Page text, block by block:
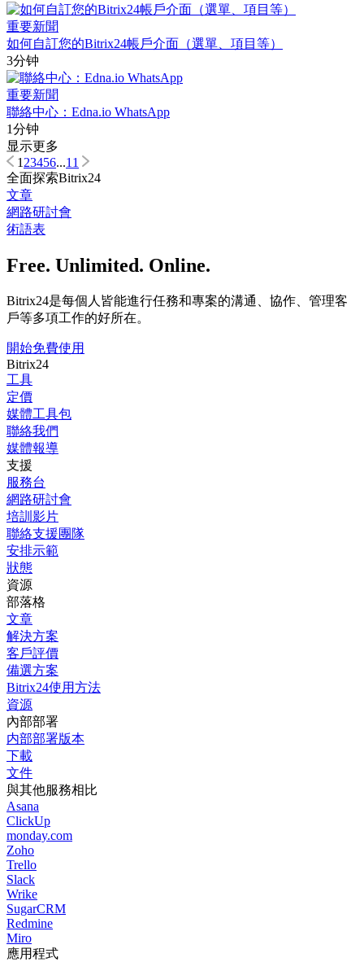
重要新聞
如何自訂您的Bitrix24帳戶介面（選單、項目等）
3分钟
重要新聞
聯絡中心：Edna.io WhatsApp
1分钟
显示更多
123456...11
全面探索Bitrix24
文章
網路研討會
術語表
Free. Unlimited. Online.
Bitrix24是每個人皆能進行任務和專案的溝通、協作、管理客
戶等多項工作的好所在。
開始免費使用
Bitrix24
工具
定價
媒體工具包
聯絡我們
媒體報導
支援
服務台
網路研討會
培訓影片
聯絡支援團隊
安排示範
狀態
資源
部落格
文章
解決方案
客戶評價
備選方案
Bitrix24使用方法
資源
內部部署
内部部署版本
下載
文件
與其他服務相比
Asana
ClickUp
monday.com
Zoho
Trello
Slack
Wrike
SugarCRM
Redmine
Miro
應用程式